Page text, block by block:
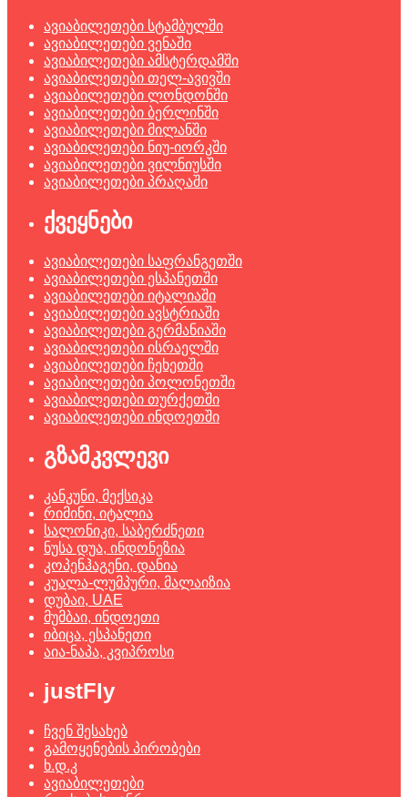
ავიაბილეთები სტამბულში
ავიაბილეთები ვენაში
ავიაბილეთები ამსტერდამში
ავიაბილეთები თელ-ავივში
ავიაბილეთები ლონდონში
ავიაბილეთები ბერლინში
ავიაბილეთები მილანში
ავიაბილეთები ნიუ-იორკში
ავიაბილეთები ვილნიუსში
ავიაბილეთები პრაღაში
ქვეყნები
ავიაბილეთები საფრანგეთში
ავიაბილეთები ესპანეთში
ავიაბილეთები იტალიაში
ავიაბილეთები ავსტრიაში
ავიაბილეთები გერმანიაში
ავიაბილეთები ისრაელში
ავიაბილეთები ჩეხეთში
ავიაბილეთები პოლონეთში
ავიაბილეთები თურქეთში
ავიაბილეთები ინდოეთში
გზამკვლევი
კანკუნი, მექსიკა
რიმინი, იტალია
სალონიკი, საბერძნეთი
ნუსა დუა, ინდონეზია
კოპენჰაგენი, დანია
კუალა-ლუმპური, მალაიზია
დუბაი, UAE
მუმბაი, ინდოეთი
იბიცა, ესპანეთი
აია-ნაპა, კვიპროსი
justFly
ჩვენ შესახებ
გამოყენების პირობები
ხ.დ.კ
ავიაბილეთები